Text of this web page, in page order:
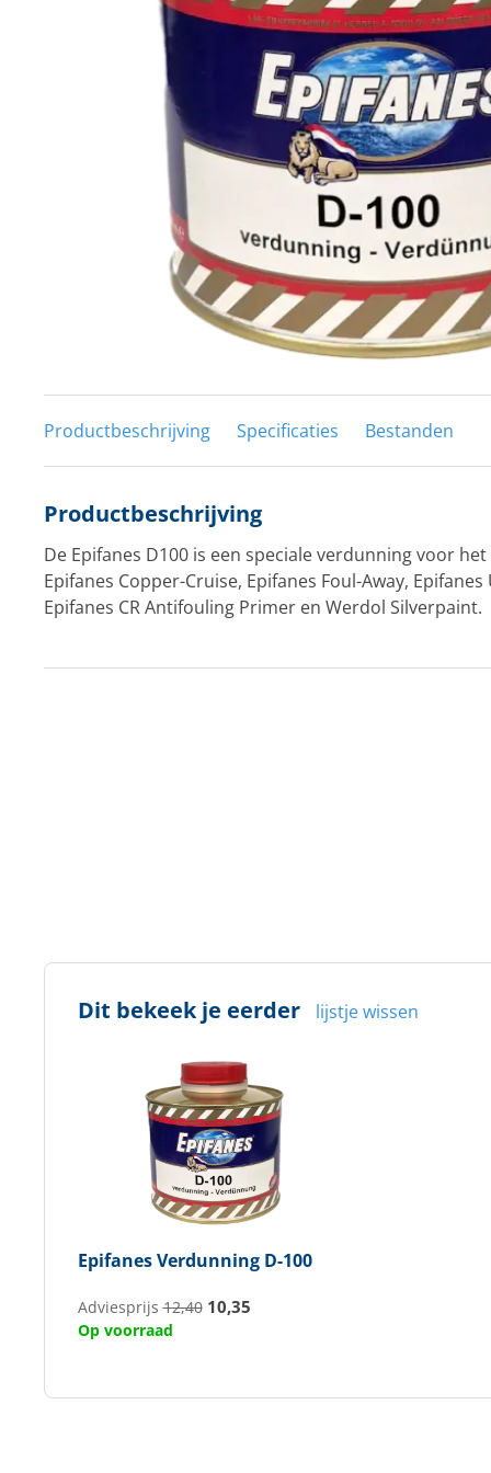
Techniek en motor
Tuigage en dekbeslag
Veiligheid
Boten, toebehoren en fun
Meubels en lifestyle
Productbeschrijving Specificaties Bestanden
Productbeschrijving
De Epifanes D100 is een speciale verdunning voor
Epifanes Copper-Cruise, Epifanes Foul-Away,
Epifanes CR Antifouling Primer en Werdol Silverpaint.
Dit bekeek je eerder lijstje wissen
EpifanesVerdunning D-100
Adviesprijs12,40 10,35
Op voorraad